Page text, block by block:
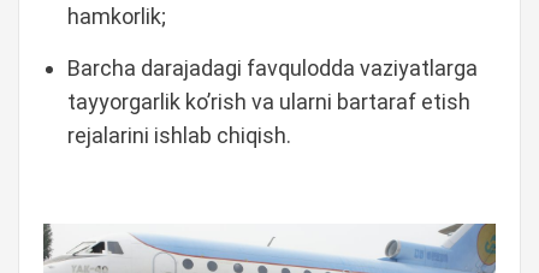
hamkorlik;
Barcha darajadagi favqulodda vaziyatlarga
tayyorgarlik ko’rish va ularni bartaraf etish
rejalarini ishlab chiqish.